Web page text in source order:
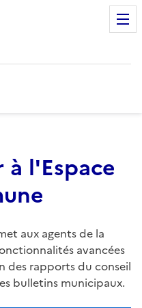
l'Espace
aux agents de la
avancées
des rapports du conseil
bulletins municipaux.